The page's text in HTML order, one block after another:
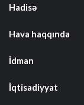
Hadisə
Hava haqqında
İdman
İqtisadiyyat